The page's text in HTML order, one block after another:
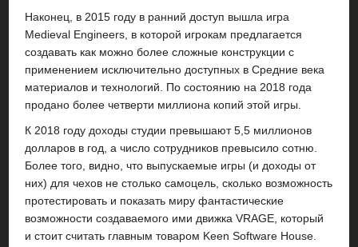
Наконец, в 2015 году в ранний доступ вышла игра
Medieval Engineers, в которой игрокам предлагается
создавать как можно более сложные конструкции с
применением исключительно доступных в Средние века
материалов и технологий. По состоянию на 2018 года
продано более четверти миллиона копий этой игры.
К 2018 году доходы студии превышают 5,5 миллионов
долларов в год, а число сотрудников превысило сотню.
Более того, видно, что выпускаемые игры (и доходы от
них) для чехов не столько самоцель, сколько возможность
протестировать и показать миру фантастические
возможности создаваемого ими движка VRAGE, который
и стоит считать главным товаром Keen Software House.